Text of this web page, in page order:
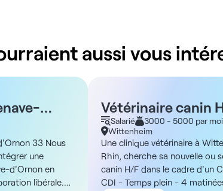
aussi vous
33 Nous
une
d'Ornon en
libérale.
Vétérinaire canin
Wittenheim 68
Salarié
3000 - 5000 par
Wittenheim
Une clinique vétérinaire à
Rhin, cherche sa nouvelle ou
canin H/F dans le cadre d'un
CDI - Temps plein - 4